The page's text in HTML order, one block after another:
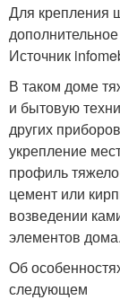
Для крепления
Источник
В таком доме
и бытовую
других
укрепление
профиль
цемент или
возведении
элементов дома.
Об
следующем